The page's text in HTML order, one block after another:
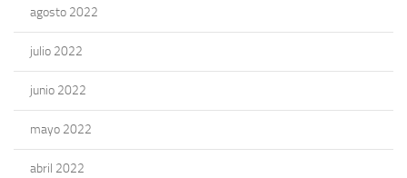
agosto 2022
julio 2022
junio 2022
mayo 2022
abril 2022